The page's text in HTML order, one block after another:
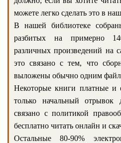
можете легко сделать это в
В нашей библиотеке
разбитых на примерно
различных произведений на
это связано с тем, что
выложены обычно одним
Некоторые книги платные и
только начальный отрывок
связано с политикой
бесплатно читать онлайн и
Остальные 80-90%